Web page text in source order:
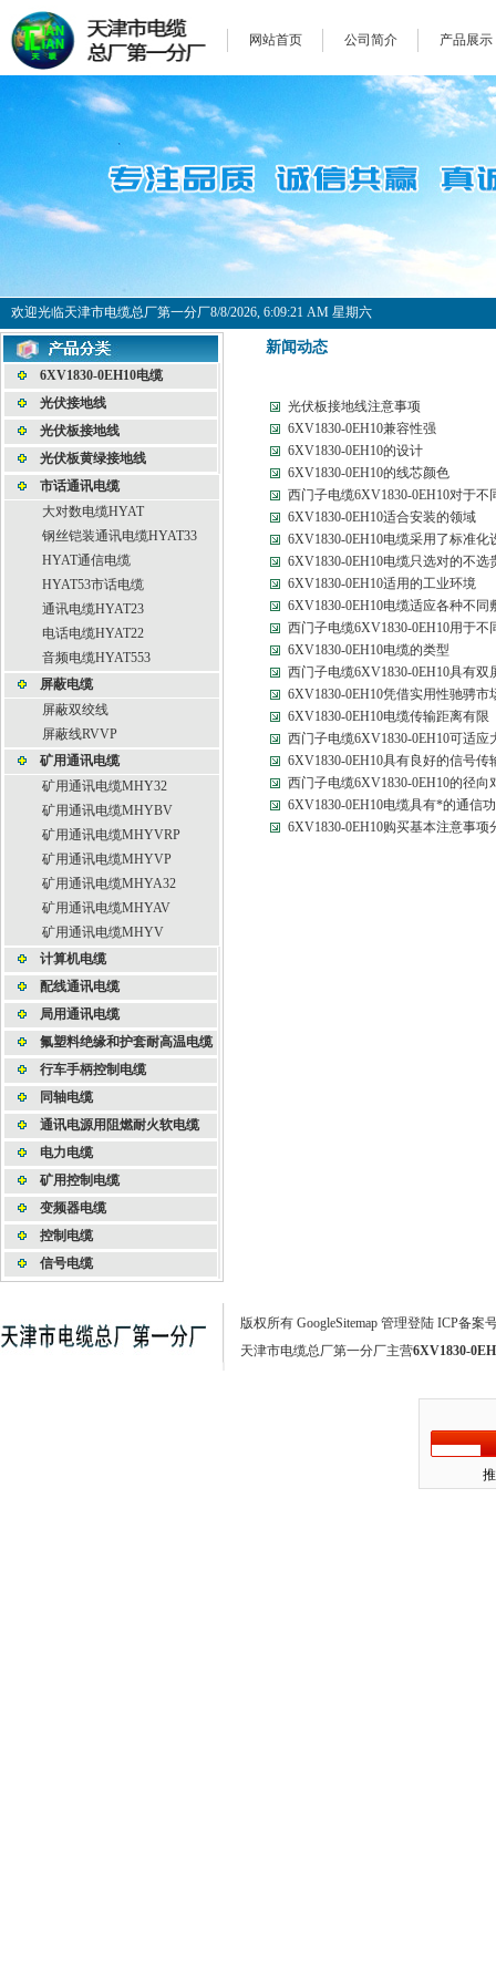
网站首页 公司简介 产品展示
欢迎光临天津市电缆总厂第一分厂8/8/2026, 6:09:21 AM 星期六
6XV1830-0EH10电缆
光伏接地线
光伏板接地线
光伏板黄绿接地线
市话通讯电缆
大对数电缆HYAT
钢丝铠装通讯电缆HYAT33
HYAT通信电缆
HYAT53市话电缆
通讯电缆HYAT23
电话电缆HYAT22
音频电缆HYAT553
屏蔽电缆
屏蔽双绞线
屏蔽线RVVP
矿用通讯电缆
矿用通讯电缆MHY32
矿用通讯电缆MHYBV
矿用通讯电缆MHYVRP
矿用通讯电缆MHYVP
矿用通讯电缆MHYA32
矿用通讯电缆MHYAV
矿用通讯电缆MHYV
计算机电缆
配线通讯电缆
局用通讯电缆
氟塑料绝缘和护套耐高温电缆
行车手柄控制电缆
同轴电缆
通讯电源用阻燃耐火软电缆
电力电缆
矿用控制电缆
变频器电缆
控制电缆
信号电缆
新闻动态
光伏板接地线注意事项
6XV1830-0EH10兼容性强
6XV1830-0EH10的设计
6XV1830-0EH10的线芯颜色
西门子电缆6XV1830-0EH10对于
6XV1830-0EH10适合安装的领域
6XV1830-0EH10电缆采用了标准化
6XV1830-0EH10电缆只选对的不选
6XV1830-0EH10适用的工业环境
6XV1830-0EH10电缆适应各种不同
西门子电缆6XV1830-0EH10用于
6XV1830-0EH10电缆的类型
西门子电缆6XV1830-0EH10具有双
6XV1830-0EH10凭借实用性驰骋市
6XV1830-0EH10电缆传输距离有限
西门子电缆6XV1830-0EH10可适应
6XV1830-0EH10具有良好的信号传
西门子电缆6XV1830-0EH10的径向
6XV1830-0EH10电缆具有*的通信
6XV1830-0EH10购买基本注意事项
版权所有 GoogleSitemap 管理登陆 ICP备案
天津市电缆总厂第一分厂主营6XV1830-